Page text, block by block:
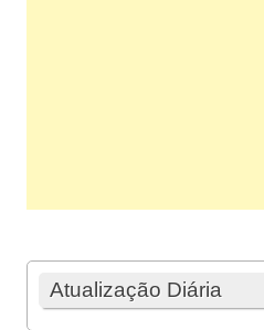
Atualização Diária